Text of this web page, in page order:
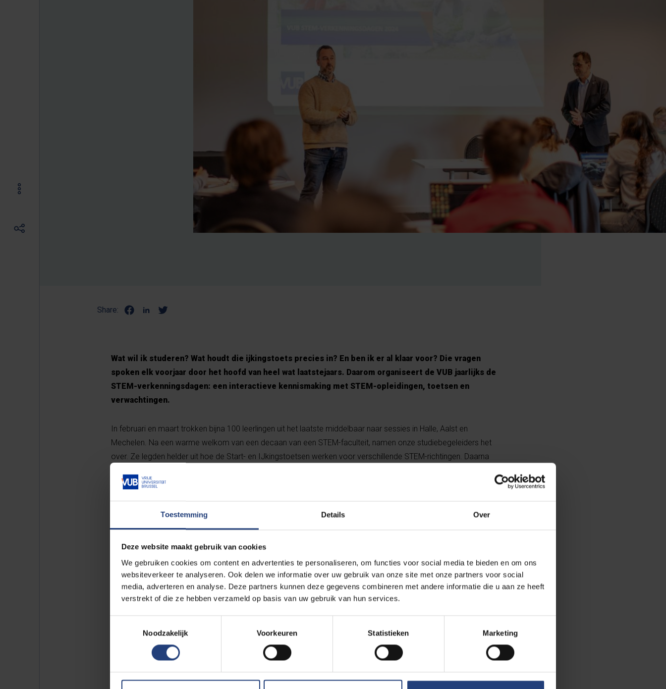
Toestemming Details Over
Deze website maakt gebruik van cookies
We gebruiken cookies om content en advertenties te personaliseren, om functies voor social media te bieden en om ons
websiteverkeer te analyseren. Ook delen we informatie over uw gebruik van onze site met onze partners voor social
media, adverteren en analyse. Deze partners kunnen deze gegevens combineren met andere informatie die u aan ze heeft
verstrekt of die ze hebben verzameld op basis van uw gebruik van hun services.
Noodzakelijk
Voorkeuren Statistieken Marketing
Share:
Wat wil ik studeren? Wat houdt die ijkingstoets precies in? En ben ik er al klaar voor? Die vragen
spoken elk voorjaar door het hoofd van heel wat laatstejaars. Daarom organiseert de VUB jaarlijks de
STEM-verkenningsdagen: een interactieve kennismaking met STEM-opleidingen, toetsen en
verwachtingen.
In februari en maart trokken bijna 100 leerlingen uit het laatste middelbaar naar sessies in Halle, Aalst en
Mechelen. Na een warme welkom van een decaan van een STEM-faculteit, namen onze studiebegeleiders het
over. Ze legden helder uit hoe de Start- en IJkingstoetsen werken voor verschillende STEM-richtingen. Daarna
oplossen uit vorige edities van de toets.
Zo kregen ze meteen een realistisch beeld van waar ze staan, én waar nog werk aan de winkel is. Voor veel
leerlingen een verademing. “Ik weet al wat ik wil studeren, maar ik wou de toets al eens gedaan hebben,”
Ook voor leerling Sofie Van Roy was de ervaring verhelderend: “Ik was heel nerveus over hoe dat (de toets) zou
verlopen, dus ik wou graag meer inzicht krijgen en voorbereid zijn. Nu ben ik al meer gerustgesteld.”
een eerlijke blik op wat komt. Ze helpen leerlingen niet alleen om zich beter voor te bereiden, maar ook om
bewuster te kiezen.
Lees ook:"We zien dat leerlingen met de juiste skills niet voor een STEM-opleiding kiezen" | Vrije